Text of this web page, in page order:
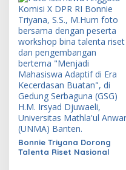
Bonnie Triyana Dorong
Talenta Riset Nasional